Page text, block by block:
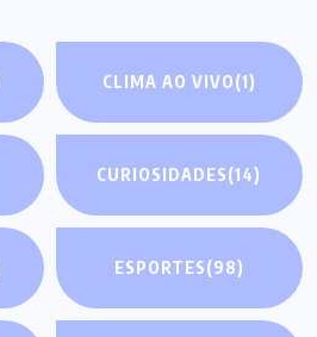
CLIMA AO VIVO(1)
CURIOSIDADES(14)
ESPORTES(98)